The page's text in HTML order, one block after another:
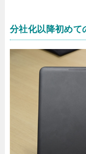
分社化以降初めて